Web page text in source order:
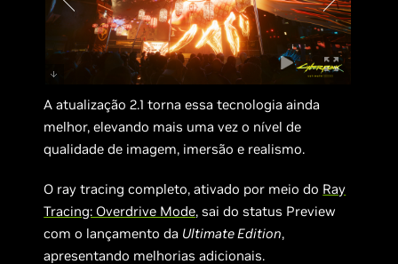
A atualização 2.1 torna essa tecnologia ainda
melhor, elevando mais uma vez o nível de
qualidade de imagem, imersão e realismo.
O ray tracing completo, ativado por meio do Ray
Tracing: Overdrive Mode, sai do status Preview
com o lançamento da Ultimate Edition,
apresentando melhorias adicionais.